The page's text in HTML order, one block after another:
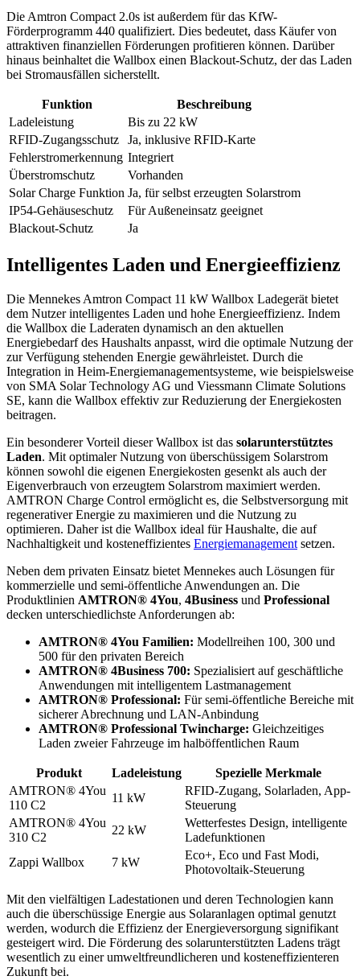
Die Amtron Compact 2.0s ist außerdem für das KfW-
Förderprogramm 440 qualifiziert. Dies bedeutet, dass Käufer von
attraktiven finanziellen Förderungen profitieren können. Darüber
hinaus beinhaltet die Wallbox einen Blackout-Schutz, der das Laden
bei Stromausfällen sicherstellt.
Funktion
Beschreibung
Ladeleistung
Bis zu 22 kW
RFID-Zugangsschutz
Ja, inklusive RFID-Karte
Fehlerstromerkennung Integriert
Überstromschutz
Vorhanden
Solar Charge Funktion Ja, für selbst erzeugten Solarstrom
IP54-Gehäuseschutz
Für Außeneinsatz geeignet
Blackout-Schutz
Ja
Intelligentes Laden und Energieeffizienz
Die Mennekes Amtron Compact 11 kW Wallbox Ladegerät bietet
dem Nutzer intelligentes Laden und hohe Energieeffizienz. Indem
die Wallbox die Laderaten dynamisch an den aktuellen
Energiebedarf des Haushalts anpasst, wird die optimale Nutzung der
zur Verfügung stehenden Energie gewährleistet. Durch die
Integration in Heim-Energiemanagementsysteme, wie beispielsweise
von SMA Solar Technology AG und Viessmann Climate Solutions
SE, kann die Wallbox effektiv zur Reduzierung der Energiekosten
beitragen.
Ein besonderer Vorteil dieser Wallbox ist das solarunterstütztes
Laden. Mit optimaler Nutzung von überschüssigem Solarstrom
können sowohl die eigenen Energiekosten gesenkt als auch der
Eigenverbrauch von erzeugtem Solarstrom maximiert werden.
AMTRON Charge Control ermöglicht es, die Selbstversorgung mit
regenerativer Energie zu maximieren und die Nutzung zu
optimieren. Daher ist die Wallbox ideal für Haushalte, die auf
Nachhaltigkeit und kosteneffizientes Energiemanagement setzen.
Neben dem privaten Einsatz bietet Mennekes auch Lösungen für
kommerzielle und semi-öffentliche Anwendungen an. Die
Produktlinien AMTRON® 4You, 4Business und Professional
decken unterschiedlichste Anforderungen ab:
AMTRON® 4You Familien: Modellreihen 100, 300 und
500 für den privaten Bereich
AMTRON® 4Business 700: Spezialisiert auf geschäftliche
Anwendungen mit intelligentem Lastmanagement
AMTRON® Professional: Für semi-öffentliche Bereiche mit
sicherer Abrechnung und LAN-Anbindung
AMTRON® Professional Twincharge: Gleichzeitiges
Laden zweier Fahrzeuge im halböffentlichen Raum
Produkt Ladeleistung
Spezielle Merkmale
AMTRON® 4You
110 C2
11 kW
RFID-Zugang, Solarladen, App-
Steuerung
AMTRON® 4You
310 C2
22 kW
Wetterfestes Design, intelligente
Ladefunktionen
Zappi Wallbox
7 kW
Eco+, Eco und Fast Modi,
Photovoltaik-Steuerung
Mit den vielfältigen Ladestationen und deren Technologien kann
auch die überschüssige Energie aus Solaranlagen optimal genutzt
werden, wodurch die Effizienz der Energieversorgung signifikant
gesteigert wird. Die Förderung des solarunterstützten Ladens trägt
wesentlich zu einer umweltfreundlicheren und kosteneffizienteren
Zukunft bei.